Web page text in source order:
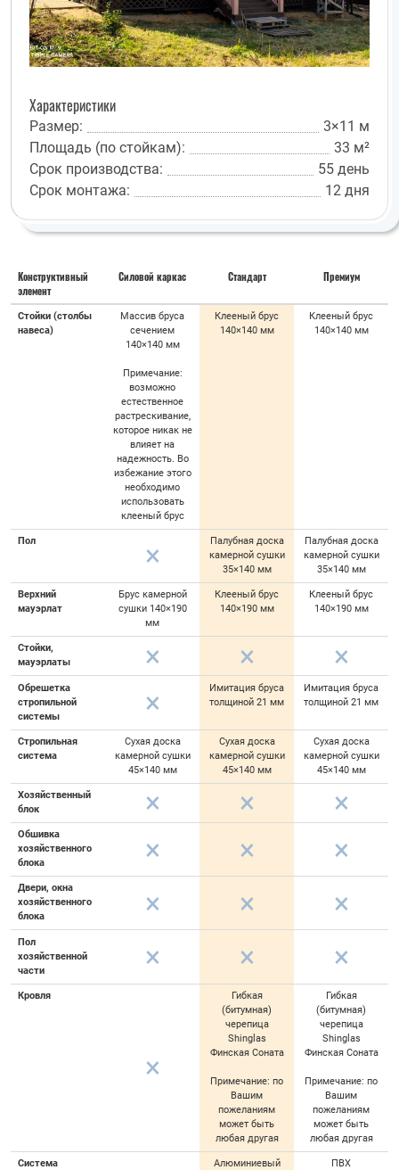
Характеристики
Размер:
3×11 м
Площадь (по стойкам):
33 м²
Срок производства:
55 день
Срок монтажа:
12 дня
Конструктивный
элемент
Силовой каркас Стандарт Премиум
Стойки (столбы
навеса)
Массив бруса
сечением
140×140 мм
Примечание:
возможно
естественное
растрескивание,
которое никак не
влияет на
надежность. Во
избежание этого
необходимо
использовать
клееный брус
Клееный брус
140×140 мм
Клееный брус
140×140 мм
Пол
Палубная доска
камерной сушки
35×140 мм
Палубная доска
камерной сушки
35×140 мм
Верхний
мауэрлат
Брус камерной
сушки 140×190
мм
Клееный брус
140×190 мм
Клееный брус
140×190 мм
Стойки,
мауэрлаты
Обрешетка
стропильной
системы
Имитация бруса
толщиной 21 мм
Имитация бруса
толщиной 21 мм
Стропильная
система
Сухая доска
камерной сушки
45×140 мм
Сухая доска
камерной сушки
45×140 мм
Сухая доска
камерной сушки
45×140 мм
Хозяйственный
блок
Обшивка
хозяйственного
блока
Двери, окна
хозяйственного
блока
Пол
хозяйственной
части
Кровля
Гибкая
(битумная)
черепица
Shinglas
Финская Соната
Примечание: по
Вашим
пожеланиям
может быть
любая другая
Гибкая
(битумная)
черепица
Shinglas
Финская Соната
Примечание: по
Вашим
пожеланиям
может быть
любая другая
Система Алюминиевый ПВХ